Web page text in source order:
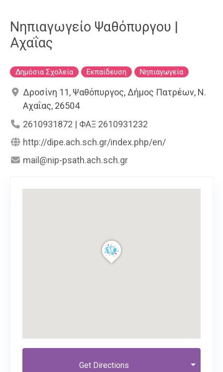
Νηπιαγωγείο Ψαθόπυργου |
Αχαΐας
Δημόσια Σχολεία Εκπαίδευση Νηπιαγωγεία
Δροσίνη 11, Ψαθόπυργος, Δήμος Πατρέων, Ν.
Αχαΐας, 26504
2610931872 | ΦΑΞ 2610931232
http://dipe.ach.sch.gr/index.php/en/
mail@nip-psath.ach.sch.gr
Get Directions